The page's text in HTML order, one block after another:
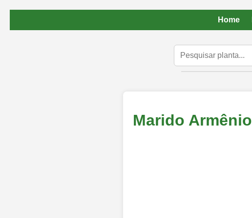
Home
Marido Armênio